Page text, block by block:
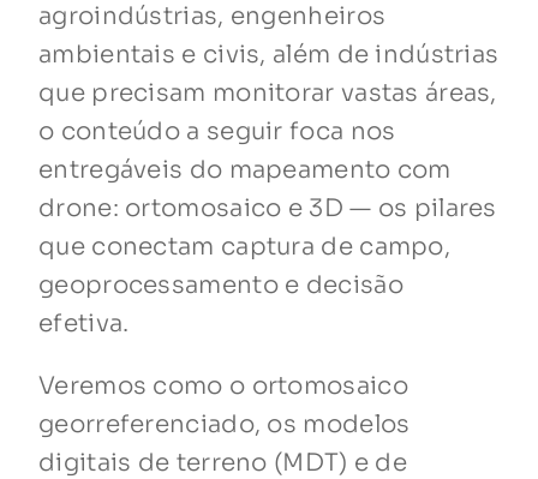
agroindústrias, engenheiros
ambientais e civis, além de indústrias
que precisam monitorar vastas áreas,
o conteúdo a seguir foca nos
entregáveis do mapeamento com
drone: ortomosaico e 3D — os pilares
que conectam captura de campo,
geoprocessamento e decisão
efetiva.
Veremos como o ortomosaico
georreferenciado, os modelos
digitais de terreno (MDT) e de